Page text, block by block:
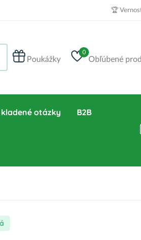
🏆
Poukážky
0
Obľúbené
otázky B2B